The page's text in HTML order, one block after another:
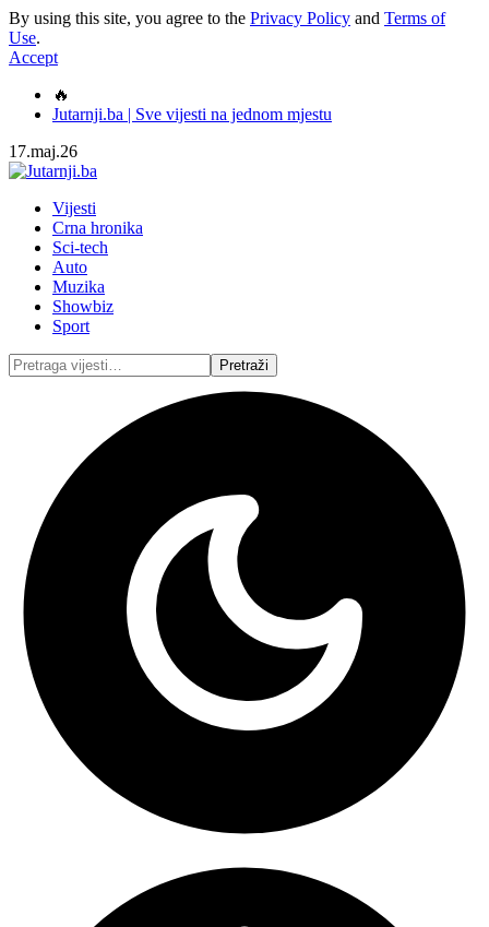
By using this site, you agree to the Privacy Policy and Terms of
Use.
Accept
🔥
Jutarnji.ba | Sve vijesti na jednom mjestu
17.maj.26
Vijesti
Crna hronika
Sci-tech
Auto
Muzika
Showbiz
Sport